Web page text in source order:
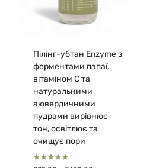
Пілінг-убтан Enzyme з
ферментами папаї,
вітаміном С та
натуральними
аювердичними
пудрами вирівнює
тон, освітлює та
очищує пори